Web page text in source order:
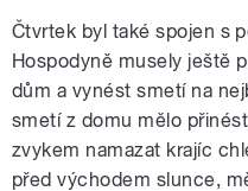
Čtvrtek byl také spojen s
Hospodyně musely ještě
dům a vynést smetí na
smetí z domu mělo
zvykem namazat krajíc
před východem slunce,